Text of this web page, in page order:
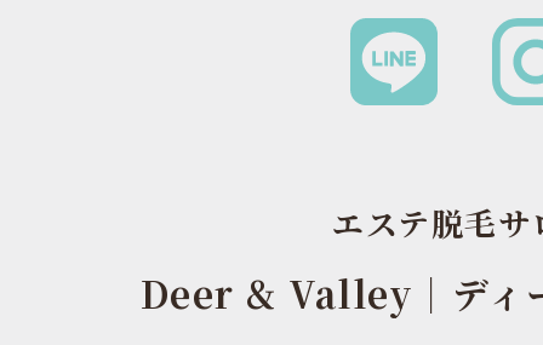
エステ脱毛サ
Deer & Valley｜ディ